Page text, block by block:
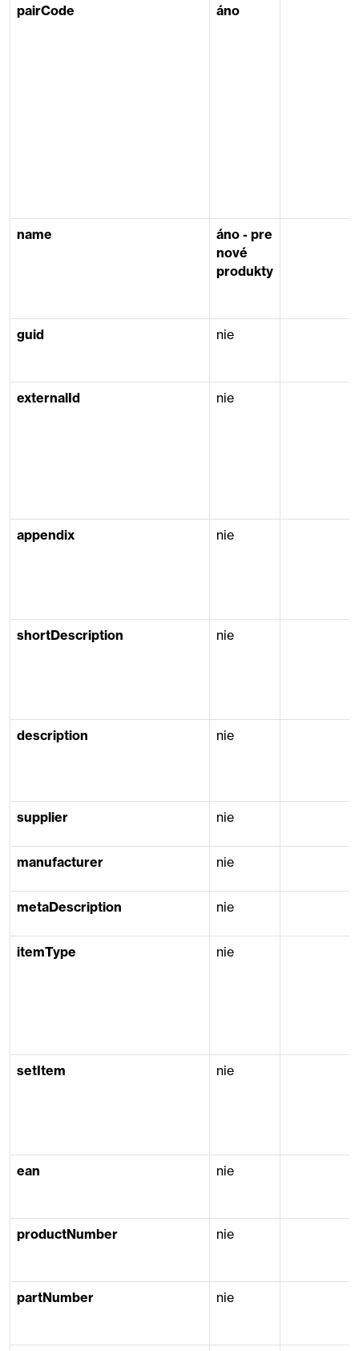
pairCode áno
name
áno - pre
nové
produkty
guid nie
externalId nie
appendix nie
shortDescription nie
description nie
supplier nie
manufacturer nie
metaDescription nie
itemType nie
setItem nie
ean nie
productNumber nie
partNumber nie